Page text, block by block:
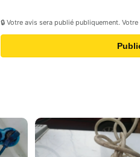
🔒 Votre avis sera publié publiquement.